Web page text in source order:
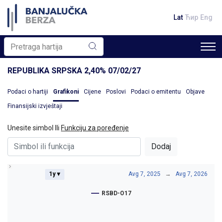
Lat Ћир Eng
REPUBLIKA SRPSKA 2,40% 07/02/27
Podaci o hartiji Grafikoni Cijene Poslovi Podaci o emitentu Objave
Finansijski izvještaji
Unesite simbol Ili Funkciju za poređenje
Dodaj
1y ▾ Avg 7, 2025 → Avg 7, 2026
RSBD-O17